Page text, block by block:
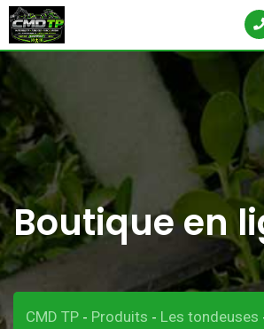
Skip
content
Boutique en
CMD TP - Produits - Les tondeuses